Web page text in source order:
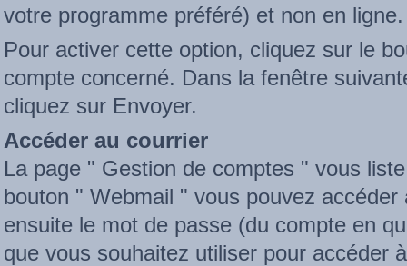
votre programme préféré) et non en ligne.
Pour activer cette option, cliquez sur le
compte concerné. Dans la fenêtre
cliquez sur Envoyer.
Accéder au courrier
La page " Gestion de comptes " vous
bouton " Webmail " vous pouvez
ensuite le mot de passe (du compte en
que vous souhaitez utiliser pour accéder